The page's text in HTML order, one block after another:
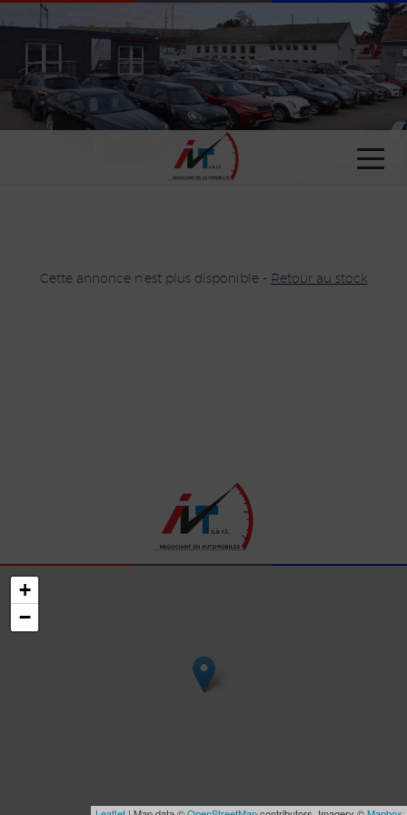
Cette annonce n'est plus disponible - Retour au stock
+
−
Paramètres avancés des cookies